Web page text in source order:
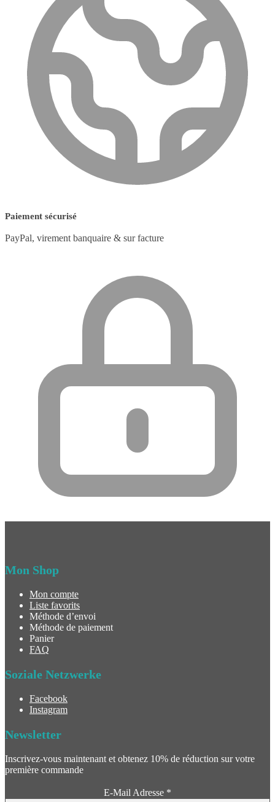
Paiement sécurisé
PayPal, virement banquaire & sur facture
Mon Shop
Mon compte
Liste favorits
Méthode d’envoi
Méthode de paiement
Panier
FAQ
Soziale Netzwerke
Facebook
Instagram
Newsletter
Inscrivez-vous maintenant et obtenez 10% de réduction sur votre
première commande
E-Mail Adresse *